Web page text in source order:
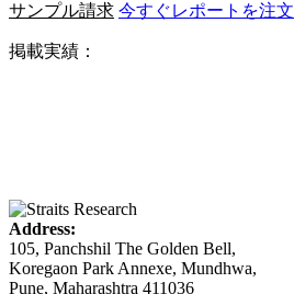
サンプル請求 今すぐレポートを注文
掲載実績：
Address:
105, Panchshil The Golden Bell,
Koregaon Park Annexe, Mundhwa,
Pune, Maharashtra 411036